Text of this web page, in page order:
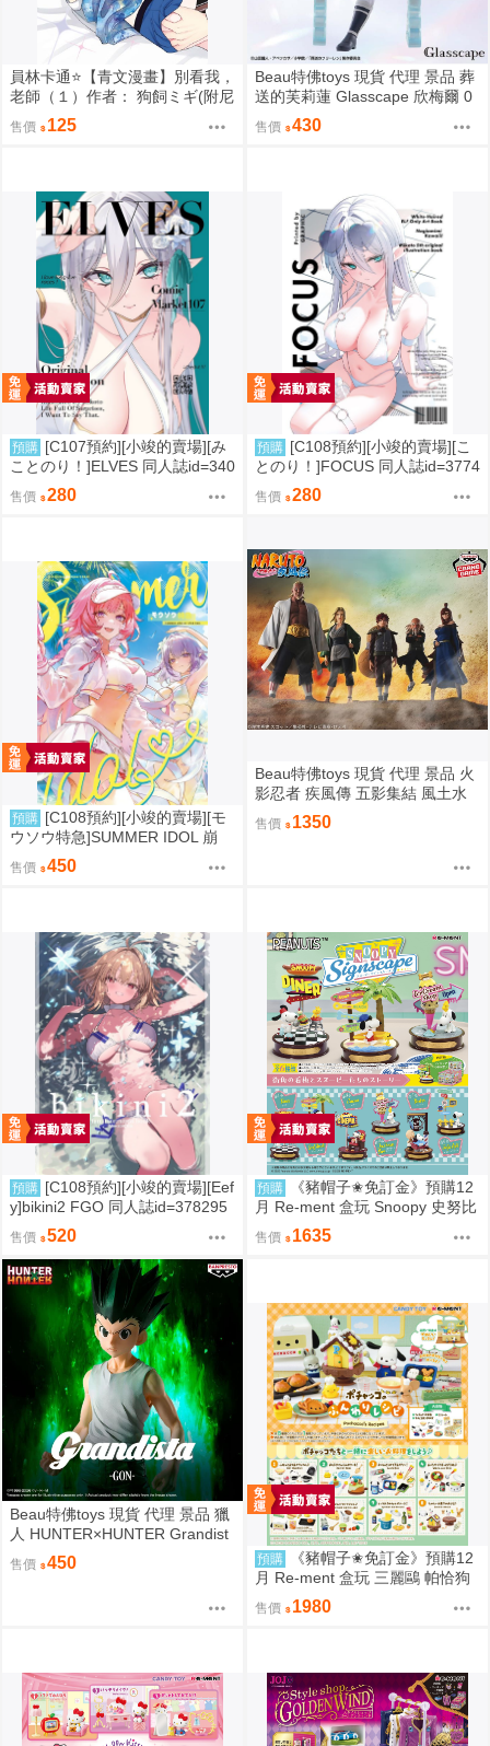
員林卡通⭐️【青文漫畫】別看我，
老師（１）作者： 狗飼ミギ(附尼
采書套)
售價 125
Beau特佛toys 現貨 代理 景品 葬
送的芙莉蓮 Glasscape 欣梅爾 0
售價 430
預購 [C107預約][小竣的賣場][み
ことのり！]ELVES 同人誌id=340
9788
售價 280
預購 [C108預約][小竣的賣場][こ
とのり！]FOCUS 同人誌id=3774
475
售價 280
預購 [C108預約][小竣的賣場][モ
ウソウ特急]SUMMER IDOL 崩
壞：星穹鐵道 同人誌id=3758363
售價 450
Beau特佛toys 現貨 代理 景品 火
影忍者 疾風傳 五影集結 風土水
影 我愛羅 大野木 照美冥 0302
售價 1350
預購 [C108預約][小竣的賣場][Eef
y]bikini2 FGO 同人誌id=378295
7
售價 520
預購
《豬帽子✬免訂金》預購12
月 Re-ment 盒玩 Snoopy 史努比
街角招牌場景 中盒6入 0816
售價 1635
Beau特佛toys 現貨 代理 景品 獵
人 HUNTER×HUNTER Grandist
a 小傑 0206
售價 450 預購
《豬帽子✬免訂金》預購12
月 Re-ment 盒玩 三麗鷗 帕恰狗
烘焙食譜 中盒8入 0816
售價 1980